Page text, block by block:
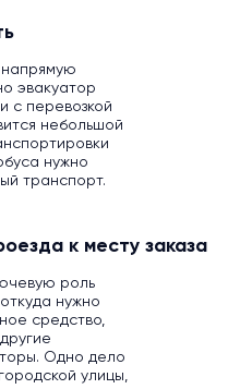
эвакуатор
с перевозкой
небольшой
нужно
транспорт.
к месту заказа
роль
нужно
средство,
Одно дело
улицы,